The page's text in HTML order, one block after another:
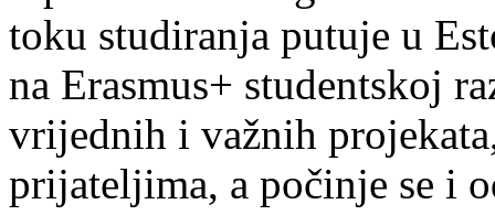
toku studiranja putuje u
na Erasmus+ studentskoj
vrijednih i važnih
prijateljima, a počinje se i